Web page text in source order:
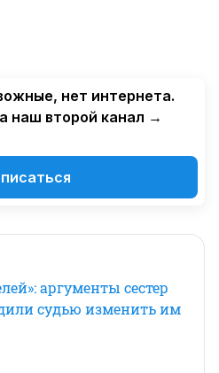
нет интернета.
наш второй канал →
аргументы сестер
судью изменить им